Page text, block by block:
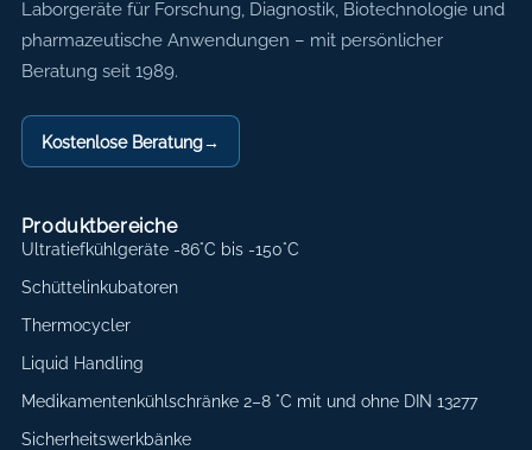
Axon Labortechnik
Laborgeräte für Forschung, Diagnostik, Biotechnologie und
pharmazeutische Anwendungen – mit persönlicher
Beratung seit 1989.
Kostenlose Beratung→
Produktbereiche
Ultratiefkühlgeräte -86°C bis -150°C
Schüttelinkubatoren
Thermocycler
Liquid Handling
Medikamentenkühlschränke 2–8 °C mit und ohne DIN 13277
Sicherheitswerkbänke